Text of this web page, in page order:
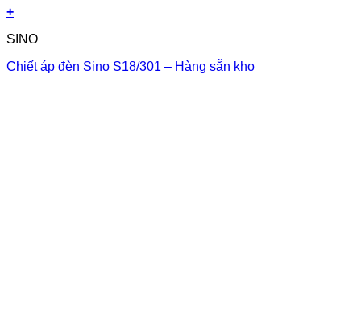
+
SINO
Chiết áp đèn Sino S18/301 – Hàng sẵn kho